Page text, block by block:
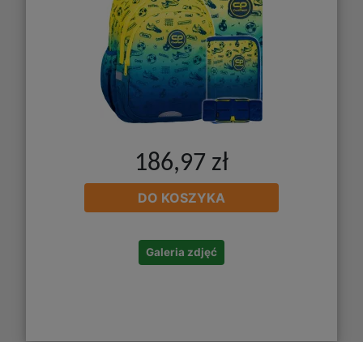
186,97 zł
DO KOSZYKA
Galeria zdjęć